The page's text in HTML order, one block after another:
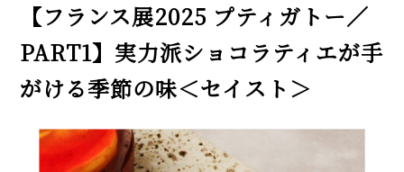
【フランス展2025 プティガトー／
PART1】実力派ショコラティエが手
がける季節の味＜セイスト＞